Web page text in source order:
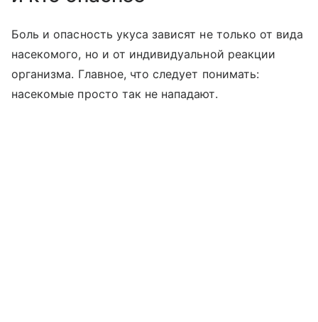
Боль и опасность укуса зависят не только от вида
насекомого, но и от индивидуальной реакции
организма. Главное, что следует понимать:
насекомые просто так не нападают.